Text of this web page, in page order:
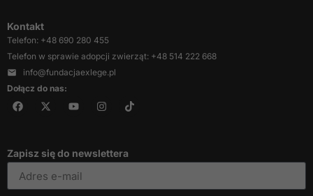
Kontakt
Telefon: +48 690 280 455
Telefon w sprawie adopcji zwierząt: +48 514 222 668
info@fundacjaexlege.pl
Dołącz do nas:
Zapisz się do newslettera